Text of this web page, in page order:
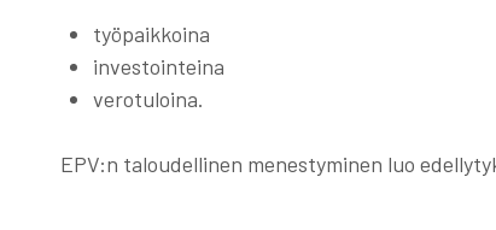
työpaikkoina
investointeina
verotuloina.
EPV:n taloudellinen menestyminen luo